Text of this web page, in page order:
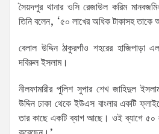
সৈয়দপুর থানার ওসি রেজাউল করিম
তিনি বলেন, ‘৫০ লাখের অধিক টাকাসহ
বেলাল উদ্দিন ঠাকুরগাঁও শহরের হাজিপাড়া
দবিরুল ইসলাম।
নীলফামারীর পুলিশ সুপার শেখ জাহিদুল
উদ্দিন ঢাকা থেকে ইউএস বাংলার একটি
তার কাছে একটি ব্যাগ আছে। ওই ব্যাগে ৫০